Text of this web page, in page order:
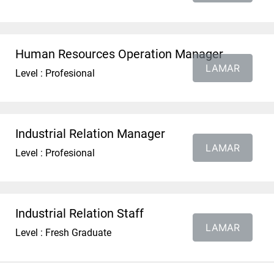
Human Resources Operation Manager
Level : Profesional LAMAR
Industrial Relation Manager
Level : Profesional LAMAR
Industrial Relation Staff
Level : Fresh Graduate LAMAR